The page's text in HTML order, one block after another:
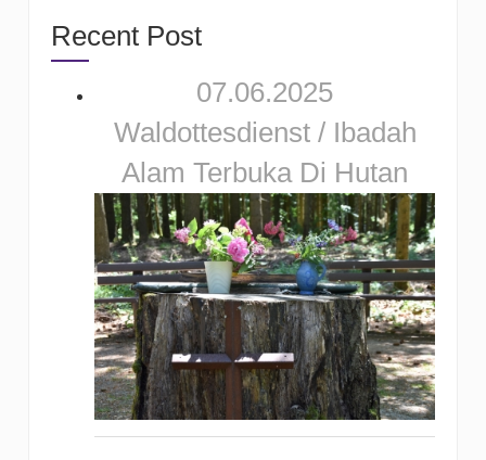
Recent Post
07.06.2025
Waldottesdienst / Ibadah
Alam Terbuka Di Hutan